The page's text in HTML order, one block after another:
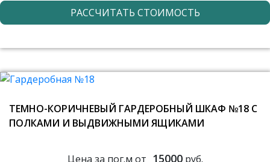
РАССЧИТАТЬ СТОИМОСТЬ
ТЕМНО-КОРИЧНЕВЫЙ ГАРДЕРОБНЫЙ ШКАФ №18 С
ПОЛКАМИ И ВЫДВИЖНЫМИ ЯЩИКАМИ
Цена за пог.м от 15000руб.